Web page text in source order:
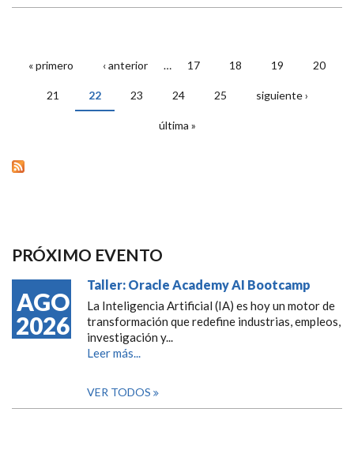
PÁGINAS
« primero ‹ anterior … 17 18 19 20
21 22 23 24 25 siguiente ›
última »
PRÓXIMO EVENTO
AGO
2026
Taller: Oracle Academy AI Bootcamp
La Inteligencia Artificial (IA) es hoy un motor de
transformación que redefine industrias, empleos,
investigación y...
Leer más...
VER TODOS